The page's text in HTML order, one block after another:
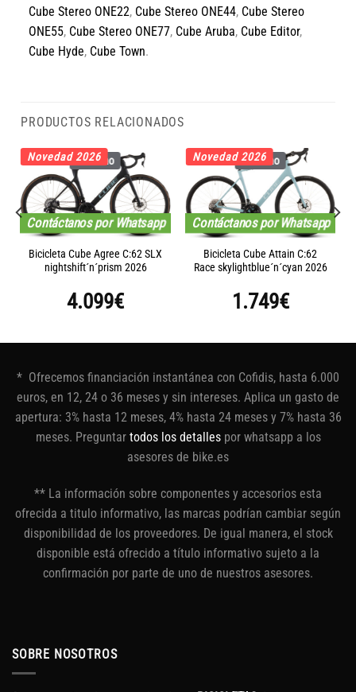
Cube Stereo ONE22, Cube Stereo ONE44, Cube Stereo
ONE55, Cube Stereo ONE77, Cube Aruba, Cube Editor,
Cube Hyde, Cube Town.
PRODUCTOS RELACIONADOS
Carbono
Contáctanos por Whatsapp
Novedad 2026
Bicicleta Cube Agree C:62 SLX
nightshift´n´prism 2026
4.099€
Carbono
Contáctanos por Whatsapp
Novedad 2026
Bicicleta Cube Attain C:62
Race skylightblue´n´cyan 2026
1.749€
* Ofrecemos financiación instantánea con Cofidis, hasta 6.000
euros, en 12, 24 o 36 meses y sin intereses. Aplica un gasto de
apertura: 3% hasta 12 meses, 4% hasta 24 meses y 7% hasta 36
meses. Preguntar todos los detallespor whatsapp a los
asesores de bike.es
** La información sobre componentes y accesorios esta
ofrecida a titulo informativo, las marcas podrían cambiar según
disponibilidad de los proveedores. De igual manera, el stock
disponible está ofrecido a título informativo sujeto a la
confirmación por parte de uno de nuestros asesores.
SOBRE NOSOTROS